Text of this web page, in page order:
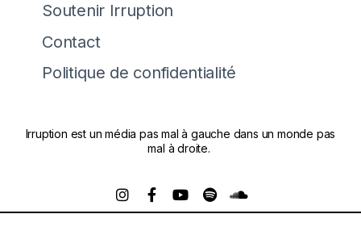
Soutenir Irruption
Contact
Politique de confidentialité
Irruption est un média pas mal à gauche dans un monde pas
mal à droite.